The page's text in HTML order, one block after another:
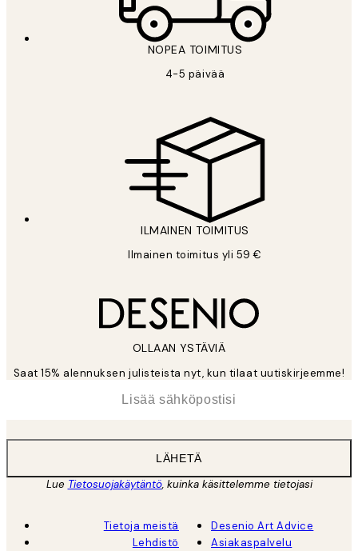
NOPEA TOIMITUS
4-5 päivää
ILMAINEN TOIMITUS
Ilmainen toimitus yli 59 €
OLLAAN YSTÄVIÄ
Saat 15% alennuksen julisteista nyt, kun tilaat uutiskirjeemme!
LÄHETÄ
Lue Tietosuojakäytäntö, kuinka käsittelemme tietojasi
Tietoja meistä
Lehdistö
Desenio Art Advice
Asiakaspalvelu